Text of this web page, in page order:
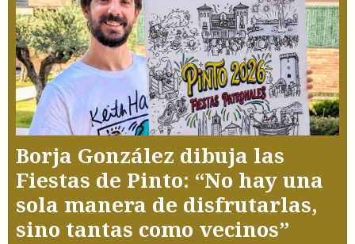
Borja González dibuja las
Fiestas de Pinto: “No hay una
sola manera de disfrutarlas,
sino tantas como vecinos”